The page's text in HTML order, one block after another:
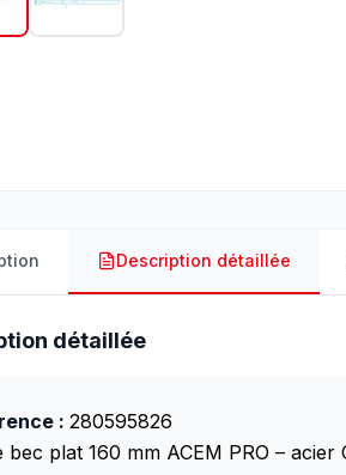
Description détaillée
détaillée
: 280595826
bec plat 160 mm ACEM PRO –